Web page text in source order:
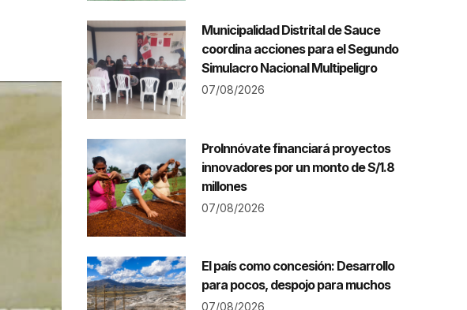
Municipalidad Distrital de Sauce
coordina acciones para el Segundo
Simulacro Nacional Multipeligro
07/08/2026
ProInnóvate financiará proyectos
innovadores por un monto de S/1.8
millones
07/08/2026
El país como concesión: Desarrollo
para pocos, despojo para muchos
07/08/2026